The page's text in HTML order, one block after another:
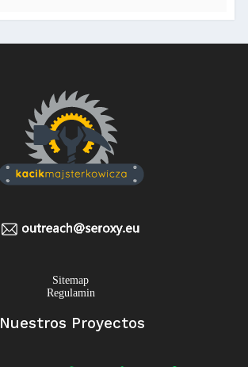
Sitemap
Regulamin
Nuestros Proyectos